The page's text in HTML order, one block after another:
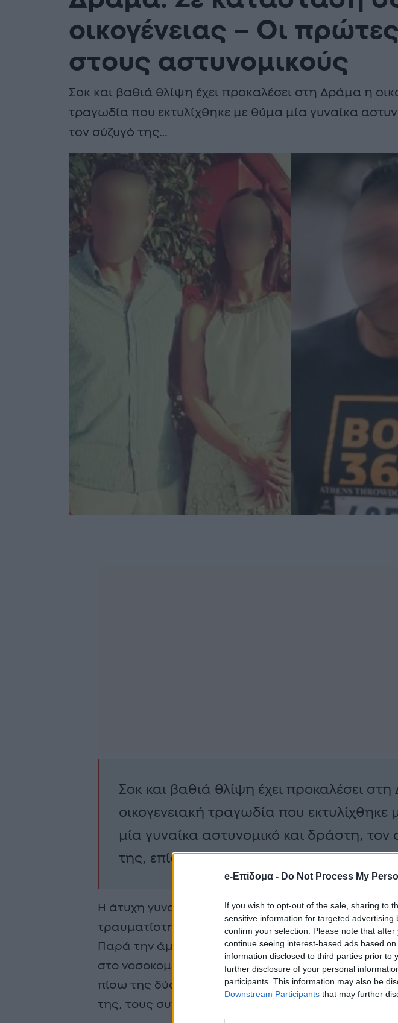
e-Επίδομα - Do Not Process My
If you wish to opt-out of the sale, sharing to
sensitive information for targeted
confirm your selection. Please note that
continue seeing interest-based ads based
information disclosed to third parties prior to
further disclosure of your personal
participants. This information may also be
Downstream Participants that may further
οικογένειας – Οι
στους αστυνομικούς
Σοκ και βαθιά θλίψη έχει προκαλέσει στη Δράμα η
τραγωδία που εκτυλίχθηκε με θύμα μία γυναίκα
τον σύζυγό της…
Σοκ και βαθιά θλίψη έχει προκαλέσει
οικογενειακή τραγωδία που εκτυλίχθηκε
μία γυναίκα αστυνομικό και δράστη, τον
της, επίσης αστυνομικό.
Η άτυχη γυναίκα δέχθηκε επίθεση μέσα στο σπίτι
τραυματίστηκε θανάσιμα από τουλάχιστον τρεις
Παρά την άμεση κινητοποίηση των Αρχών και τη
στο νοσοκομείο, δεν κατάφερε να κρατηθεί στη
πίσω της δύο παιδιά και βυθίζοντας στο πένθος την
της, τους συναδέλφους της και την τοπική κοινωνία.